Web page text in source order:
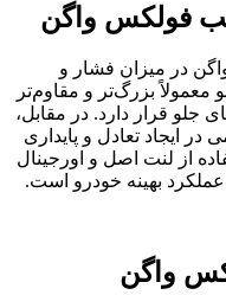
فولکس واگن
در میزان فشار و
بزرگ‌تر و مقاوم‌تر
جلو قرار دارد. در مقابل،
ایجاد تعادل و پایداری
از لنت اصل و اورجینال
بهینه خودرو است.
واگن